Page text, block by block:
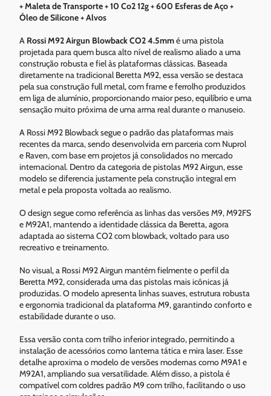
+ Maleta de Transporte + 10 Co2 12g + 600 Esferas de Aço +
Óleo de Silicone + Alvos
A Rossi M92 Airgun Blowback CO2 4.5mmé uma pistola
projetada para quem busca alto nível de realismo aliado a uma
construção robusta e fiel às plataformas clássicas. Baseada
diretamente na tradicional Beretta M92, essa versão se destaca
pela sua construção full metal, com frame e ferrolho produzidos
em liga de alumínio, proporcionando maior peso, equilíbrio e uma
sensação muito próxima de uma arma real durante o manuseio.
A Rossi M92 Blowback segue o padrão das plataformas mais
recentes da marca, sendo desenvolvida em parceria com Nuprol
e Raven, com base em projetos já consolidados no mercado
internacional. Dentro da categoria de pistolas M92 Airgun, esse
modelo se diferencia justamente pela construção integral em
metal e pela proposta voltada ao realismo.
O design segue como referência as linhas das versões M9, M92FS
e M92A1, mantendo a identidade clássica da Beretta, agora
adaptada ao sistema CO2 com blowback, voltado para uso
recreativo e treinamento.
No visual, a Rossi M92 Airgun mantém fielmente o perfil da
Beretta M92, considerada uma das pistolas mais icônicas já
produzidas. O modelo apresenta linhas suaves, estrutura robusta
e ergonomia tradicional da plataforma M9, garantindo conforto e
estabilidade durante o uso.
Essa versão conta com trilho inferior integrado, permitindo a
instalação de acessórios como lanterna tática e mira laser. Esse
detalhe aproxima o modelo de versões modernas como M9A1 e
M92A1, ampliando sua versatilidade. Além disso, a pistola é
compatível com coldres padrão M9 com trilho, facilitando o uso